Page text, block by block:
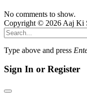
No comments to show.
Copyright © 2026 Aaj Ki
Type above and press
Sign In or Register